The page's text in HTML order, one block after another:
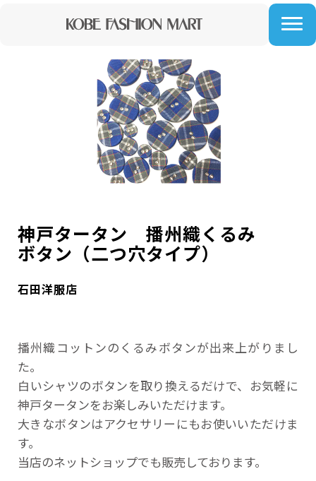
神戸タータン 播州織くるみ
ボタン（二つ穴タイプ）
石田洋服店
播州織コットンのくるみボタンが出来上がりまし
た。
白いシャツのボタンを取り換えるだけで、お気軽に
神戸タータンをお楽しみいただけます。
大きなボタンはアクセサリーにもお使いいただけま
す。
当店のネットショップでも販売しております。